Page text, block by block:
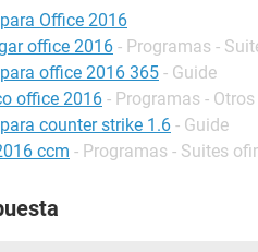
Office 2016
office 2016 - Programas -
office 2016 365 - Guide
office 2016 - Programas - Otros
counter strike 1.6 - Guide
ccm - Programas - Suites